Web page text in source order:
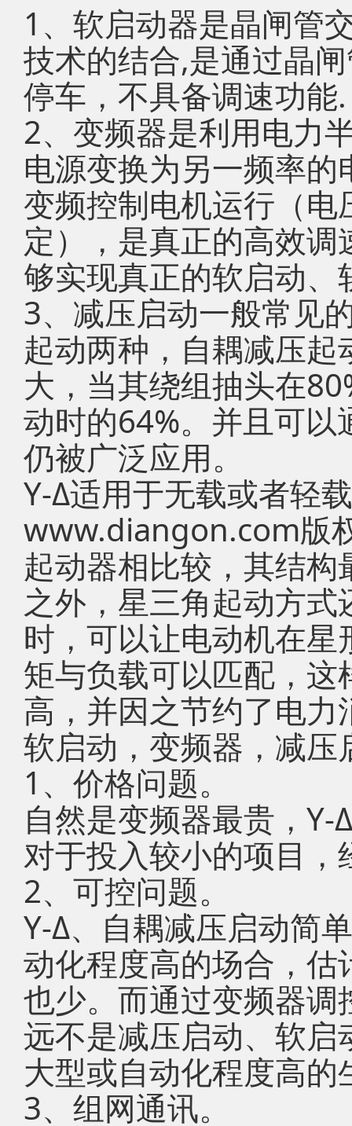
1、软启动器是晶闸管
技术的结合,是通过晶
停车，不具备调速功能.
2、变频器是利用电力
电源变换为另一频率
变频控制电机运行（
定），是真正的高效
够实现真正的软启动
3、减压启动一般常见
起动两种，自耦减压
大，当其绕组抽头在
动时的64%。并且可
仍被广泛应用。
Y-Δ适用于无载或者轻
www.diangon.com版
起动器相比较，其结
之外，星三角起动方
时，可以让电动机在
矩与负载可以匹配，
高，并因之节约了电力
软启动，变频器，减压
1、价格问题。
自然是变频器最贵，
对于投入较小的项目
2、可控问题。
Y-Δ、自耦减压启动简
动化程度高的场合，
也少。而通过变频器
远不是减压启动、软
大型或自动化程度高
3、组网通讯。